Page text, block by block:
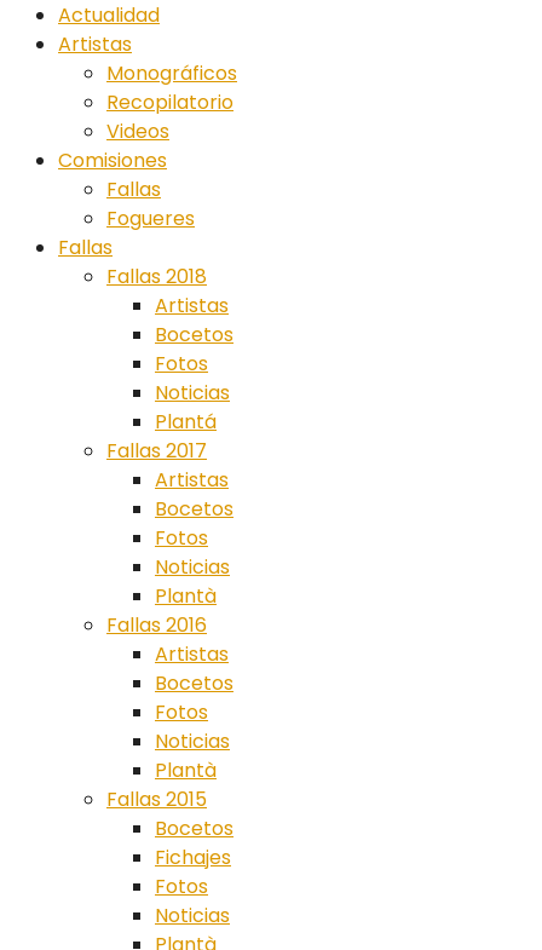
Actualidad
Artistas
Monográficos
Recopilatorio
Videos
Comisiones
Fallas
Fogueres
Fallas
Fallas 2018
Artistas
Bocetos
Fotos
Noticias
Plantá
Fallas 2017
Artistas
Bocetos
Fotos
Noticias
Plantà
Fallas 2016
Artistas
Bocetos
Fotos
Noticias
Plantà
Fallas 2015
Bocetos
Fichajes
Fotos
Noticias